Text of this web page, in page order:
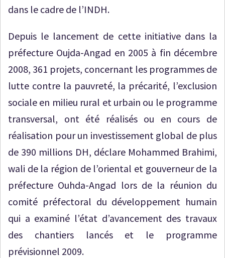
dans le cadre de l’INDH.
Depuis le lancement de cette initiative dans la
préfecture Oujda-Angad en 2005 à fin décembre
2008, 361 projets, concernant les programmes de
lutte contre la pauvreté, la précarité, l’exclusion
sociale en milieu rural et urbain ou le programme
transversal, ont été réalisés ou en cours de
réalisation pour un investissement global de plus
de 390 millions DH, déclare Mohammed Brahimi,
wali de la région de l’oriental et gouverneur de la
préfecture Ouhda-Angad lors de la réunion du
comité préfectoral du développement humain
qui a examiné l’état d’avancement des travaux
des chantiers lancés et le programme
prévisionnel 2009.